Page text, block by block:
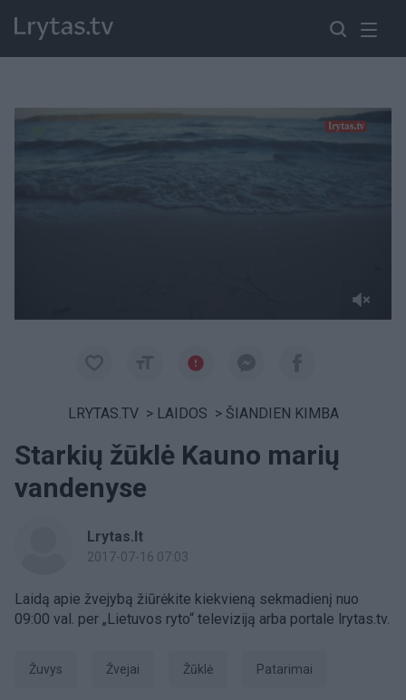
LRYTAS.TV > LAIDOS > ŠIANDIEN KIMBA
Starkių žūklė Kauno marių
vandenyse
Lrytas.lt
2017-07-16 07:03
Laidą apie žvejybą žiūrėkite kiekvieną sekmadienį nuo
09:00 val. per „Lietuvos ryto“ televiziją arba portale lrytas.tv.
žuvys žvejai Žūklė Patarimai